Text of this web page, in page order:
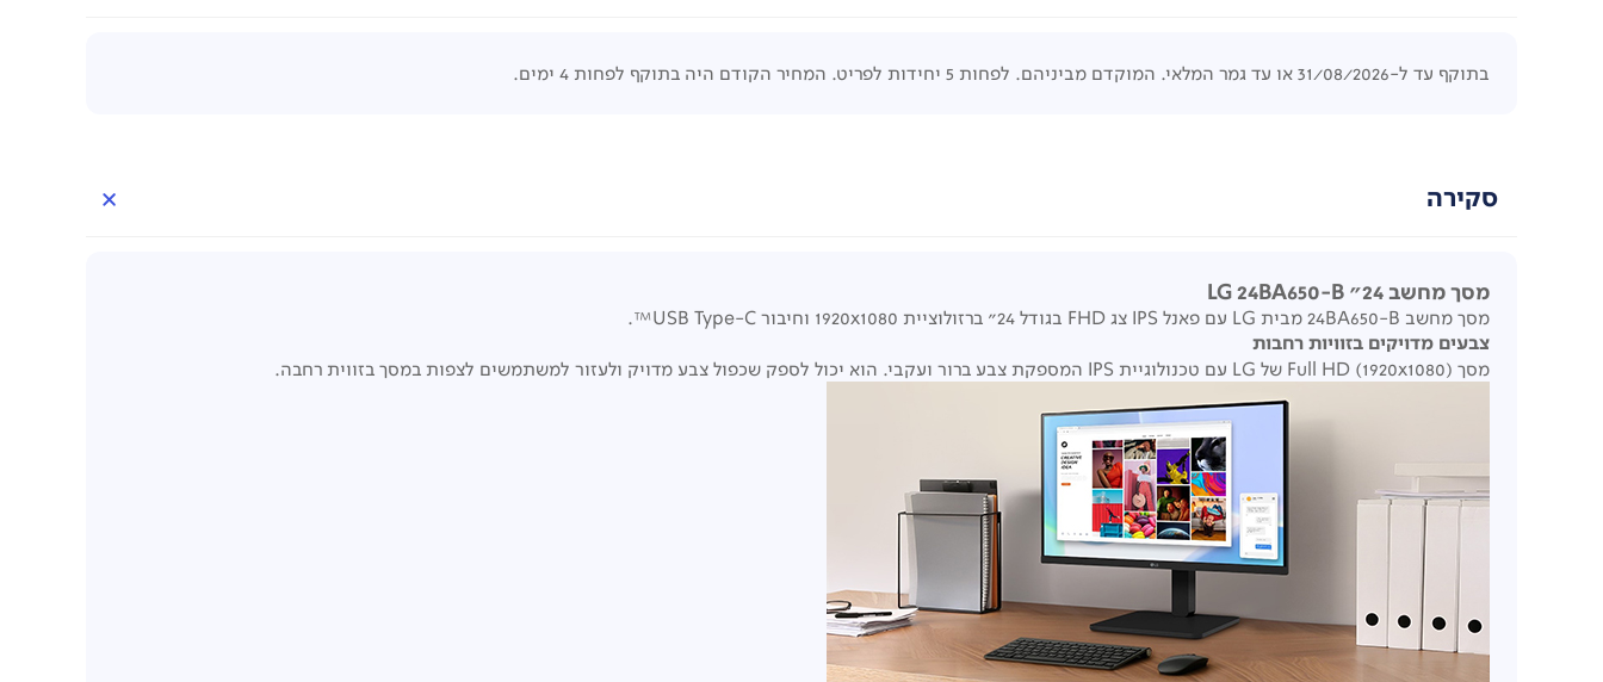
בתוקף עד ל-31/08/2026 או עד גמר המלאי. המוקדם מביניהם. לפחות 5 יחידות לפריט. המחיר הקודם היה בתוקף לפחות 4 ימים.
סקירה
מסך מחשב 24" LG 24BA650-B
מסך מחשב 24BA650-B מבית LG עם פאנל IPS צג FHD בגודל 24" ברזולוציית 1920x1080 וחיבור USB Type-C™.
צבעים מדויקים בזוויות רחבות
מסך Full HD (1920x1080) של LG עם טכנולוגיית IPS המספקת צבע ברור ועקבי. הוא יכול לספק שכפול צבע מדויק ולעזור למשתמשים לצפות במסך בזווית רחבה.